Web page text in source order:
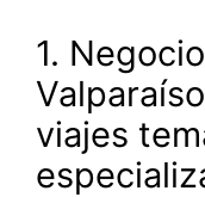
1.
viajes